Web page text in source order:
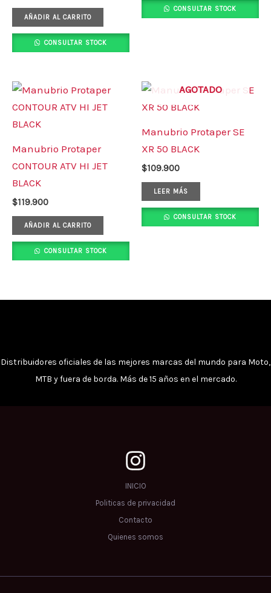
AÑADIR AL CARRITO
CONSULTAR STOCK
CONSULTAR STOCK
Manubrio Protaper
CONTOUR ATV HI JET
BLACK
$119.900
AÑADIR AL CARRITO
CONSULTAR STOCK
AGOTADO
Manubrio Protaper SE
XR 50 BLACK
$109.900
LEER MÁS
CONSULTAR STOCK
Distribuidores oficiales de las mejores marcas del mundo para Moto,
MTB y fuera de borda. Más de 15 años en el mercado.
INICIO
Politicas de privacidad
Contacto
Quienes somos